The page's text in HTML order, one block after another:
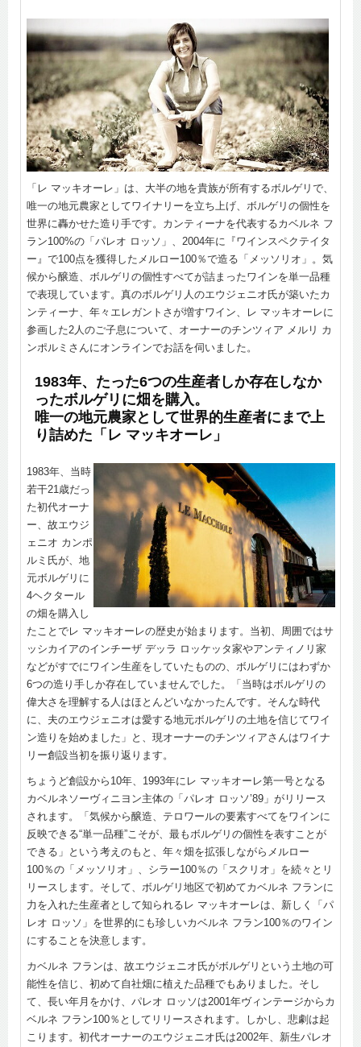
「レ マッキオーレ」は、大半の地を貴族が所有するボルゲリで、
唯一の地元農家としてワイナリーを立ち上げ、ボルゲリの個性を
世界に轟かせた造り手です。カンティーナを代表するカベルネ フ
ラン100%の「パレオ ロッソ」、2004年に『ワインスペクテイタ
ー』で100点を獲得したメルロー100％で造る「メッソリオ」。気
候から醸造、ボルゲリの個性すべてが詰まったワインを単一品種
で表現しています。真のボルゲリ人のエウジェニオ氏が築いたカ
ンティーナ、年々エレガントさが増すワイン、レ マッキオーレに
参画した2人のご子息について、オーナーのチンツィア メルリ カ
ンポルミさんにオンラインでお話を伺いました。
1983年、たった6つの生産者しか存在しなか
ったボルゲリに畑を購入。
唯一の地元農家として世界的生産者にまで上
り詰めた「レ マッキオーレ」
1983年、当時
若干21歳だっ
た初代オーナ
ー、故エウジ
ェニオ カンポ
ルミ氏が、地
元ボルゲリに
4ヘクタール
の畑を購入し
たことでレ マッキオーレの歴史が始まります。当初、周囲ではサ
ッシカイアのインチーザ デッラ ロッケッタ家やアンティノリ家
などがすでにワイン生産をしていたものの、ボルゲリにはわずか
6つの造り手しか存在していませんでした。「当時はボルゲリの
偉大さを理解する人はほとんどいなかったんです。そんな時代
に、夫のエウジェニオは愛する地元ボルゲリの土地を信じてワイ
ン造りを始めました」と、現オーナーのチンツィアさんはワイナ
リー創設当初を振り返ります。
ちょうど創設から10年、1993年にレ マッキオーレ第一号となる
カベルネソーヴィニヨン主体の「パレオ ロッソ’89」がリリース
されます。「気候から醸造、テロワールの要素すべてをワインに
反映できる“単一品種”こそが、最もボルゲリの個性を表すことが
できる」という考えのもと、年々畑を拡張しながらメルロー
100％の「メッソリオ」、シラー100％の「スクリオ」を続々とリ
リースします。そして、ボルゲリ地区で初めてカベルネ フランに
力を入れた生産者として知られるレ マッキオーレは、新しく「パ
レオ ロッソ」を世界的にも珍しいカベルネ フラン100％のワイン
にすることを決意します。
カベルネ フランは、故エウジェニオ氏がボルゲリという土地の可
能性を信じ、初めて自社畑に植えた品種でもありました。そし
て、長い年月をかけ、パレオ ロッソは2001年ヴィンテージからカ
ベルネ フラン100％としてリリースされます。しかし、悲劇は起
こります。初代オーナーのエウジェニオ氏は2002年、新生パレオ